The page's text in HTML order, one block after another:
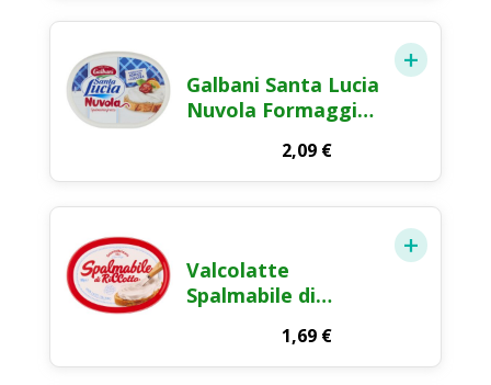
Galbani Santa Lucia
Nuvola Formaggio
alla Ricotta 180g
2,09 €
Valcolatte
Spalmabile di
Formaggio Fresco
Spalmabile 180g
1,69 €